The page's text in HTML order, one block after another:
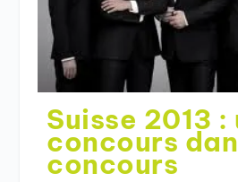
Suisse 2013 :
concours
concours